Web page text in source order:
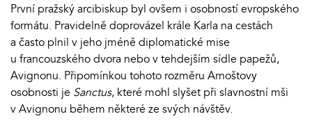
První pražský arcibiskup byl ovšem i osobností evropského
formátu. Pravidelně doprovázel krále Karla na cestách
a často plnil v jeho jméně diplomatické mise
u francouzského dvora nebo v tehdejším sídle papežů,
Avignonu. Připomínkou tohoto rozměru Arnoštovy
osobnosti je Sanctus, které mohl slyšet při slavnostní mši
v Avignonu během některé ze svých návštěv.